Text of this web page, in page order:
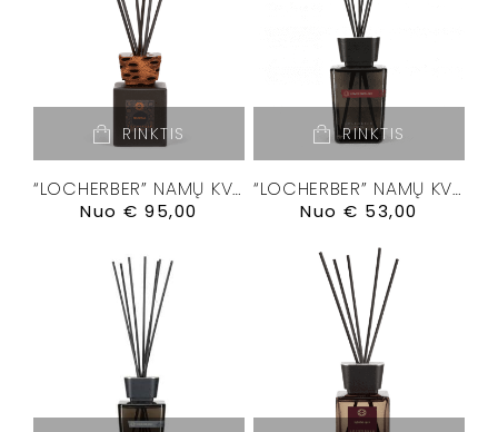
RINKTIS
“LOCHERBER” NAMŲ KVAPŲ DIFUZORIUS “BANKSIA”
Nuo€ 95,00
RINKTIS
“LOCHERBER” NAMŲ KVAPŲ DIFUZORIUS “DOLCE ROMA XXI”
Nuo€ 53,00